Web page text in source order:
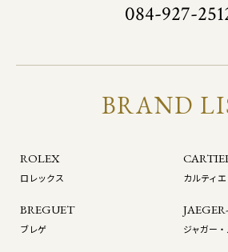
084-927-
BRAND
ROLEX
ロレックス カルティエ
BREGUET
ブレゲ ジャガー